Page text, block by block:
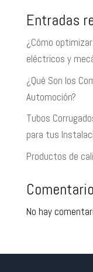
Entradas
¿Cómo
eléctricos y
¿Qué Son los
Automoción?
Tubos
para tus
Productos de
No hay